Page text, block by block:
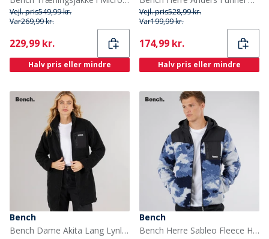
Vejl. pris549,99 kr.
Var269,99 kr.
Current
229,99 kr.
Halv pris eller mindre
Vejl. pris528,99 kr.
Var199,99 kr.
Current
174,99 kr.
Halv pris eller mindre
Bench
Bench Dame Akita Lang Lynlås Fleece Sort
Bench
Bench Herre Sableo Fleece Hættetrøje Blå Camo